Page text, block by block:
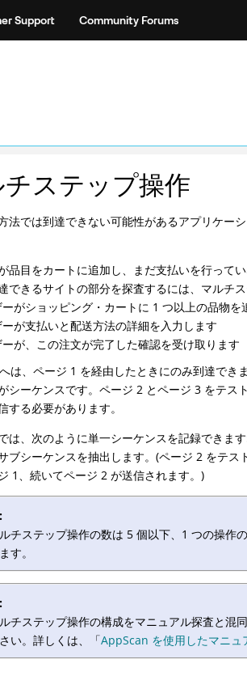
Support Community Forums
ステップ操作
法では到達できない可能性があるアプリケー
品目をカートに追加し、まだ支払いを行って
できるサイトの部分を探査するには、マルチ
がショッピング・カートに 1 つ以上の品物を
が支払いと配送方法の詳細を入力します
が、この注文が完了した確認を受け取ります
は、ページ 1 を経由したときにのみ到達でき
シーケンスです。ページ 2 とページ 3 をテス
する必要があります。
は、次のように単一シーケンスを記録できま
ブシーケンスを抽出します。(ページ 2 をテ
1、続いてページ 2 が送信されます。)
チステップ操作の数は 5 個以下、1 つの操作
す。
チステップ操作の構成をマニュアル探査と混
い。詳しくは、「AppScan を使用したマニュ